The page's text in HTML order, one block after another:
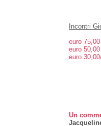
Incontri
euro
euro
euro
Un